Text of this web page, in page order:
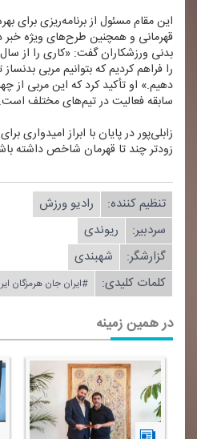
این مقام مسئول از برنامه‌ریزی برای
قهرمانی و همچنین طرح‌های ویژه
بدنی ورزشكاران گفت: «كاری را از
را فراهم كردیم كه بتوانیم مربی
دهیم.» او تأكید كرد كه این مربی از
سابقه فعالیت در تیم‌های مختلف است.
زابلی‌پور در پایان با ابراز امیدواری
زودتر چند تا قهرمان شاخص داشته
تنظیم كننده:
رادیو ورزش
سردبیر:
ریوندی
گزارشگر:
شهبندی
کلمات کلیدی:
#ایران جان هرمزگان
در همین زمینه